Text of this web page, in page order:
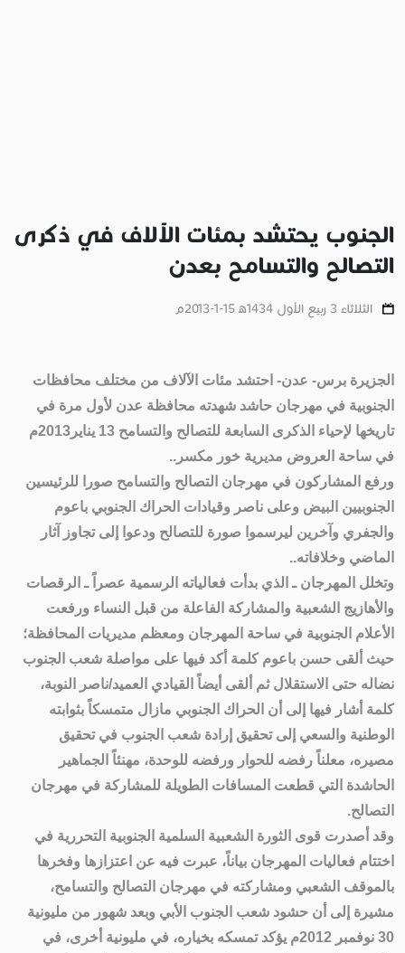
الجنوب يحتشد بمئات الآلاف في ذكرى
التصالح والتسامح بعدن
الثلاثاء 3 ربيع الأول 1434ﻫ 15-1-2013م
الجزيرة برس- عدن- احتشد مئات الآلاف من مختلف محافظات
الجنوبية في مهرجان حاشد شهدته محافظة عدن لأول مرة في
تاريخها لإحياء الذكرى السابعة للتصالح والتسامح 13 يناير2013م
في ساحة العروض مديرية خور مكسر..
ورفع المشاركون في مهرجان التصالح والتسامح صورا للرئيسين
الجنوبيين البيض وعلى ناصر وقيادات الحراك الجنوبي باعوم
والجفري وآخرين ليرسموا صورة للتصالح ودعوا إلى تجاوز آثار
الماضي وخلافاته..
وتخلل المهرجان ـ الذي بدأت فعالياته الرسمية عصراً ـ الرقصات
والأهازيج الشعبية والمشاركة الفاعلة من قبل النساء ورفعت
الأعلام الجنوبية في ساحة المهرجان ومعظم مديريات المحافظة؛
حيث ألقى حسن باعوم كلمة أكد فيها على مواصلة شعب الجنوب
نضاله حتى الاستقلال ثم ألقى أيضاً القيادي العميد/ناصر النوبة،
كلمة أشار فيها إلى أن الحراك الجنوبي مازال متمسكاً بثوابته
الوطنية والسعي إلى تحقيق إرادة شعب الجنوب في تحقيق
مصيره، معلناً رفضه للحوار ورفضه للوحدة، مهنئاً الجماهير
الحاشدة التي قطعت المسافات الطويلة للمشاركة في مهرجان
التصالح.
وقد أصدرت قوى الثورة الشعبية السلمية الجنوبية التحررية في
اختتام فعاليات المهرجان بياناً، عبرت فيه عن اعتزازها وفخرها
بالموقف الشعبي ومشاركته في مهرجان التصالح والتسامح،
مشيرة إلى أن حشود شعب الجنوب الأبي وبعد شهور من مليونية
30 نوفمبر 2012م يؤكد تمسكه بخياره، في مليونية أخرى، في